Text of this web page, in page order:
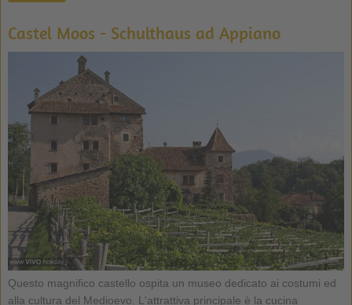
Castel Moos - Schulthaus ad Appiano
Questo magnifico castello ospita un museo dedicato ai costumi ed
alla cultura del Medioevo. L'attrattiva principale è la cucina